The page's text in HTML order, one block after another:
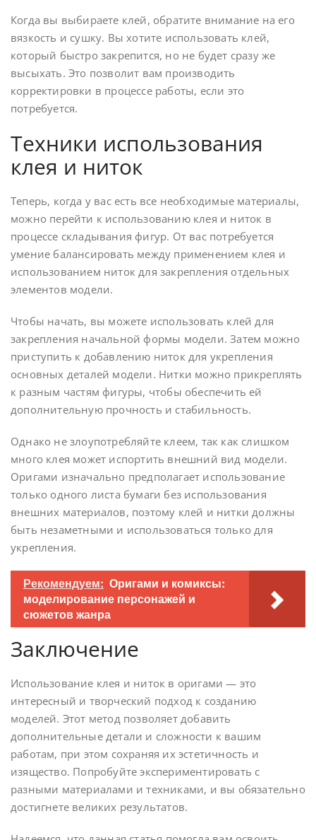
Когда вы выбираете клей, обратите внимание на его
вязкость и сушку. Вы хотите использовать клей,
который быстро закрепится, но не будет сразу же
высыхать. Это позволит вам производить
корректировки в процессе работы, если это
потребуется.
Техники использования
клея и ниток
Теперь, когда у вас есть все необходимые материалы,
можно перейти к использованию клея и ниток в
процессе складывания фигур. От вас потребуется
умение балансировать между применением клея и
использованием ниток для закрепления отдельных
элементов модели.
Чтобы начать, вы можете использовать клей для
закрепления начальной формы модели. Затем можно
приступить к добавлению ниток для укрепления
основных деталей модели. Нитки можно прикреплять
к разным частям фигуры, чтобы обеспечить ей
дополнительную прочность и стабильность.
Однако не злоупотребляйте клеем, так как слишком
много клея может испортить внешний вид модели.
Оригами изначально предполагает использование
только одного листа бумаги без использования
внешних материалов, поэтому клей и нитки должны
быть незаметными и использоваться только для
укрепления.
Рекомендуем: Оригами и комиксы:
моделирование персонажей и
сюжетов жанра
Заключение
Использование клея и ниток в оригами — это
интересный и творческий подход к созданию
моделей. Этот метод позволяет добавить
дополнительные детали и сложности к вашим
работам, при этом сохраняя их эстетичность и
изящество. Попробуйте экспериментировать с
разными материалами и техниками, и вы обязательно
достигнете великих результатов.